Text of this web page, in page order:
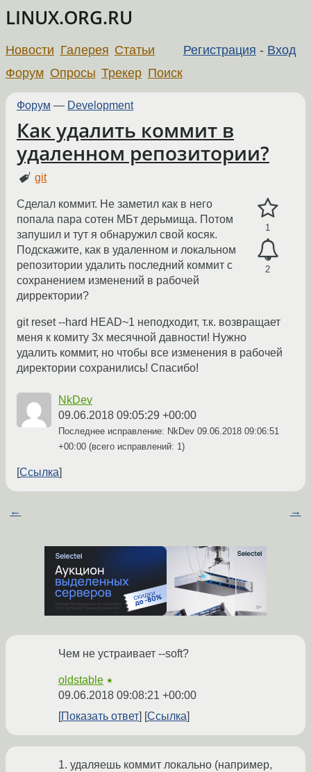
LINUX.ORG.RU
Регистрация - Вход
Новости Галерея Статьи
Форум Опросы Трекер Поиск
Форум — Development
Как удалить коммит в
удаленном репозитории?
git
1
2
Сделал коммит. Не заметил как в него
попала пара сотен МБт дерьмища. Потом
запушил и тут я обнаружил свой косяк.
Подскажите, как в удаленном и локальном
репозитории удалить последний коммит с
сохранением изменений в рабочей
дирректории?
git reset --hard HEAD~1 неподходит, т.к. возвращает
меня к комиту 3х месячной давности! Нужно
удалить коммит, но чтобы все изменения в рабочей
директории сохранились! Спасибо!
NkDev
09.06.2018 09:05:29 +00:00
Последнее исправление: NkDev 09.06.2018 09:06:51
+00:00 (всего исправлений: 1)
Ссылка
← →
Чем не устраивает --soft?
oldstable ★
09.06.2018 09:08:21 +00:00
Показать ответ
Ссылка
1. удаляешь коммит локально (например,